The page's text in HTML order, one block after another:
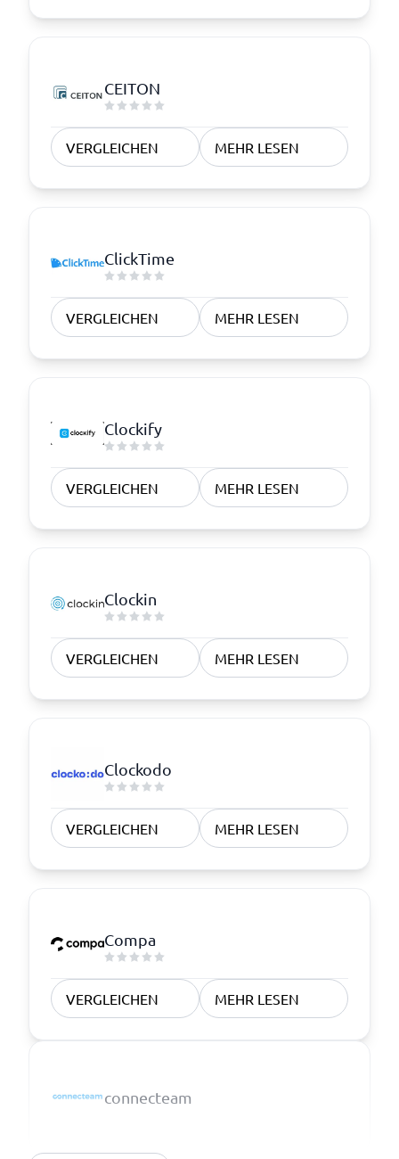
CEITON
VERGLEICHEN MEHR LESEN
ClickTime
VERGLEICHEN MEHR LESEN
Clockify
VERGLEICHEN MEHR LESEN
Clockin
VERGLEICHEN MEHR LESEN
Clockodo
VERGLEICHEN MEHR LESEN
Compa
VERGLEICHEN MEHR LESEN
connecteam